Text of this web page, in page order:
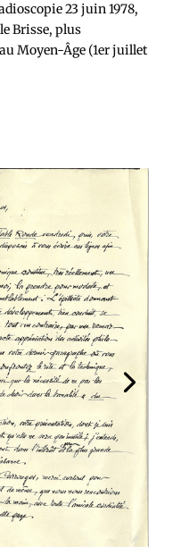
23 juin 1978,
Brisse, plus
Moyen-Âge (1er juillet